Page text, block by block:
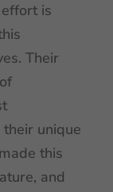
effort is
Their
unique
this
and